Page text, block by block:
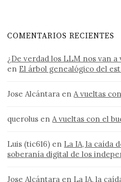
COMENTARIOS RECIENTES
¿De verdad los LLM nos van
en El árbol genealógico del
Jose Alcántara enA vueltas
querolus enA vueltas con el
Luis (tic616) en La IA, la caída
soberanía digital de los
Jose Alcántara en La IA, la